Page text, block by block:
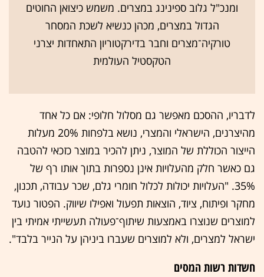
ומנכ"ל גלוב ספינינג במצרים. משמש כיצואן החוטים
הגדול במצרים, מכהן כנשיא לשכת המסחר
טורקיה־מצרים וחבר בדירקטוריון התאחדות יצרני
הטקסטיל העולמית
לדבריו, ההסכם מאפשר גם מסלול חלופי: אם כל אחד
מהיצרנים, הישראלי והמצרי, נושא בלפחות 20% מעלות
הייצור הכוללת של המוצר, ניתן להכיר במוצר כזכאי להטבה
גם כאשר חלק מהעלויות אינן נספרות בתוך אותו רף של
35%. "העלויות יכולות לכלול חומרי גלם, שכר עבודה, תכנון,
מחקר ופיתוח, ציוד, הוצאות תפעול ואפילו שיווק. הפטור נועד
למוצרים שנוצרו באמצעות שיתוף־פעולה תעשייתי אמיתי בין
ישראל למצרים, ולא למוצרים שעברו ביניהן על הנייר בלבד".
חשדות רשות המסים